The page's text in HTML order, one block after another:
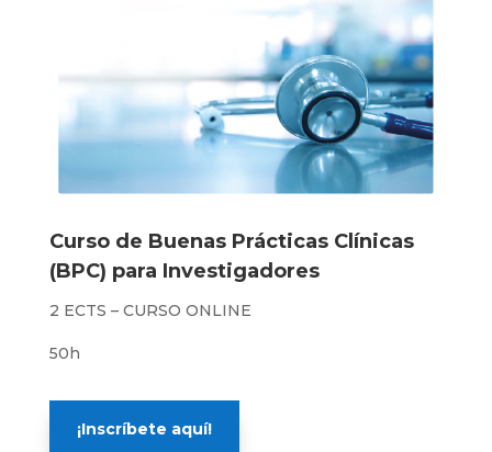
Curso de Buenas Prácticas Clínicas
(BPC) para Investigadores
2 ECTS – CURSO ONLINE
50h
¡Inscríbete aquí!